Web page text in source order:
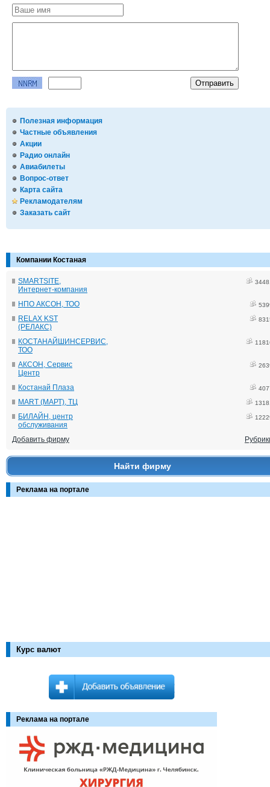
Полезная информация
Частные объявления
Акции
Радио онлайн
Авиабилеты
Вопрос-ответ
Карта сайта
Рекламодателям
Заказать сайт
Компании Костаная
SMARTSITE,
Интернет-компания
НПО АКСОН, ТОО
RELAX KST
(РЕЛАКС)
КОСТАНАЙШИНСЕРВИС,
ТОО
АКСОН, Сервис
Центр
Костанай Плаза
MART (МАРТ), ТЦ
БИЛАЙН, центр
обслуживания
Добавить фирму
Найти фирму
Реклама на портале
Курс валют
Реклама на портале